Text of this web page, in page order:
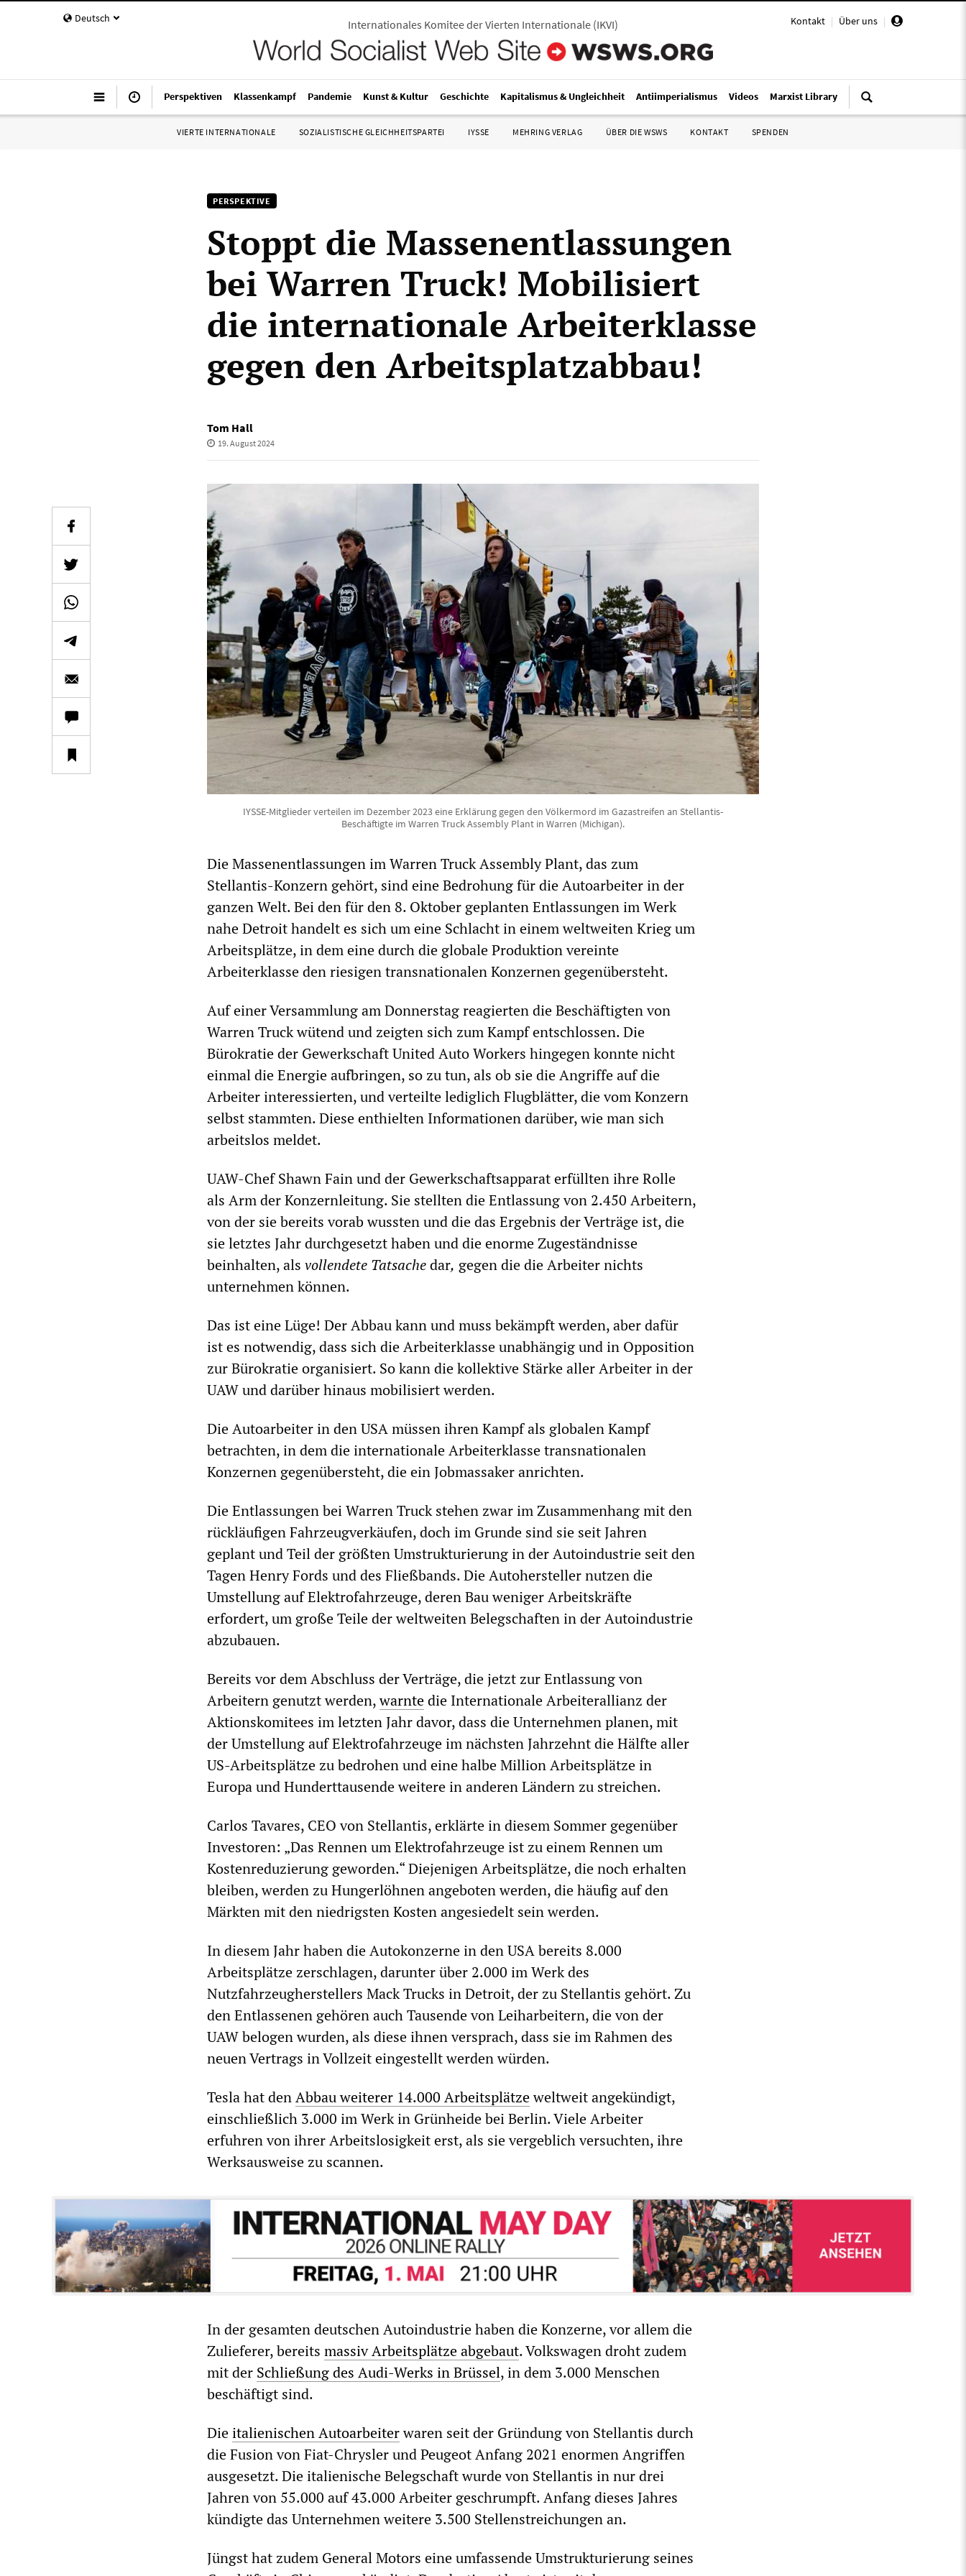
Deutsch Kontakt | Über uns |
Internationales Komitee der Vierten Internationale (IKVI)
Perspektiven Klassenkampf Pandemie Kunst & Kultur Geschichte Kapitalismus & Ungleichheit Antiimperialismus Videos Marxist Library
VIERTE INTERNATIONALE SOZIALISTISCHE GLEICHHEITSPARTEI IYSSE MEHRING VERLAG ÜBER DIE WSWS KONTAKT SPENDEN
PERSPEKTIVE
Stoppt die Massenentlassungen
bei Warren Truck! Mobilisiert
die internationale Arbeiterklasse
gegen den Arbeitsplatzabbau!
Tom Hall
19. August 2024
IYSSE-Mitglieder verteilen im Dezember 2023 eine Erklärung gegen den Völkermord im Gazastreifen an Stellantis-
Beschäftigte im Warren Truck Assembly Plant in Warren (Michigan).
Die Massenentlassungen im Warren Truck Assembly Plant, das zum
Stellantis-Konzern gehört, sind eine Bedrohung für die Autoarbeiter in der
ganzen Welt. Bei den für den 8. Oktober geplanten Entlassungen im Werk
nahe Detroit handelt es sich um eine Schlacht in einem weltweiten Krieg um
Arbeitsplätze, in dem eine durch die globale Produktion vereinte
Arbeiterklasse den riesigen transnationalen Konzernen gegenübersteht.
Auf einer Versammlung am Donnerstag reagierten die Beschäftigten von
Warren Truck wütend und zeigten sich zum Kampf entschlossen. Die
Bürokratie der Gewerkschaft United Auto Workers hingegen konnte nicht
einmal die Energie aufbringen, so zu tun, als ob sie die Angriffe auf die
Arbeiter interessierten, und verteilte lediglich Flugblätter, die vom Konzern
selbst stammten. Diese enthielten Informationen darüber, wie man sich
arbeitslos meldet.
UAW-Chef Shawn Fain und der Gewerkschaftsapparat erfüllten ihre Rolle
als Arm der Konzernleitung. Sie stellten die Entlassung von 2.450 Arbeitern,
von der sie bereits vorab wussten und die das Ergebnis der Verträge ist, die
sie letztes Jahr durchgesetzt haben und die enorme Zugeständnisse
beinhalten, als vollendete Tatsachedar, gegen die die Arbeiter nichts
unternehmen können.
Das ist eine Lüge! Der Abbau kann und muss bekämpft werden, aber dafür
ist es notwendig, dass sich die Arbeiterklasse unabhängig und in Opposition
zur Bürokratie organisiert. So kann die kollektive Stärke aller Arbeiter in der
UAW und darüber hinaus mobilisiert werden.
Die Autoarbeiter in den USA müssen ihren Kampf als globalen Kampf
betrachten, in dem die internationale Arbeiterklasse transnationalen
Konzernen gegenübersteht, die ein Jobmassaker anrichten.
Die Entlassungen bei Warren Truck stehen zwar im Zusammenhang mit den
rückläufigen Fahrzeugverkäufen, doch im Grunde sind sie seit Jahren
geplant und Teil der größten Umstrukturierung in der Autoindustrie seit den
Tagen Henry Fords und des Fließbands. Die Autohersteller nutzen die
Umstellung auf Elektrofahrzeuge, deren Bau weniger Arbeitskräfte
erfordert, um große Teile der weltweiten Belegschaften in der Autoindustrie
abzubauen.
Bereits vor dem Abschluss der Verträge, die jetzt zur Entlassung von
Arbeitern genutzt werden,warntedie Internationale Arbeiterallianz der
Aktionskomitees im letzten Jahr davor, dass die Unternehmen planen, mit
der Umstellung auf Elektrofahrzeuge im nächsten Jahrzehnt die Hälfte aller
US-Arbeitsplätze zu bedrohen und eine halbe Million Arbeitsplätze in
Europa und Hunderttausende weitere in anderen Ländern zu streichen.
Carlos Tavares, CEO von Stellantis, erklärte in diesem Sommer gegenüber
Investoren: „Das Rennen um Elektrofahrzeuge ist zu einem Rennen um
Kostenreduzierung geworden.“ Diejenigen Arbeitsplätze, die noch erhalten
bleiben, werden zu Hungerlöhnen angeboten werden, die häufig auf den
Märkten mit den niedrigsten Kosten angesiedelt sein werden.
In diesem Jahr haben die Autokonzerne in den USA bereits 8.000
Arbeitsplätze zerschlagen, darunter über 2.000 im Werk des
Nutzfahrzeugherstellers Mack Trucks in Detroit, der zu Stellantis gehört. Zu
den Entlassenen gehören auch Tausende von Leiharbeitern, die von der
UAW belogen wurden, als diese ihnen versprach, dass sie im Rahmen des
neuen Vertrags in Vollzeit eingestellt werden würden.
Tesla hat denAbbau weiterer 14.000 Arbeitsplätzeweltweit angekündigt,
einschließlich 3.000 im Werk in Grünheide bei Berlin. Viele Arbeiter
erfuhren von ihrer Arbeitslosigkeit erst, als sie vergeblich versuchten, ihre
Werksausweise zu scannen.
In der gesamten deutschen Autoindustrie haben die Konzerne, vor allem die
Zulieferer, bereits massiv Arbeitsplätze abgebaut. Volkswagen droht zudem
mit der Schließung des Audi-Werks in Brüssel, in dem 3.000 Menschen
beschäftigt sind.
Dieitalienischen Autoarbeiterwaren seit der Gründung von Stellantis durch
die Fusion von Fiat-Chrysler und Peugeot Anfang 2021 enormen Angriffen
ausgesetzt. Die italienische Belegschaft wurde von Stellantis in nur drei
Jahren von 55.000 auf 43.000 Arbeiter geschrumpft. Anfang dieses Jahres
kündigte das Unternehmen weitere 3.500 Stellenstreichungen an.
Jüngst hat zudem General Motors eine umfassende Umstrukturierung seines